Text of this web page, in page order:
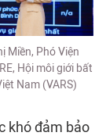
Miền, Phó Viện
Hội môi giới bất
Nam (VARS)
khó đảm bảo